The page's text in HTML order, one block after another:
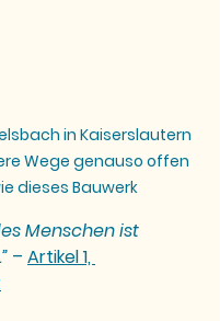
in Kaiserslautern
Wege genauso offen
dieses Bauwerk
Menschen ist
– Artikel 1,